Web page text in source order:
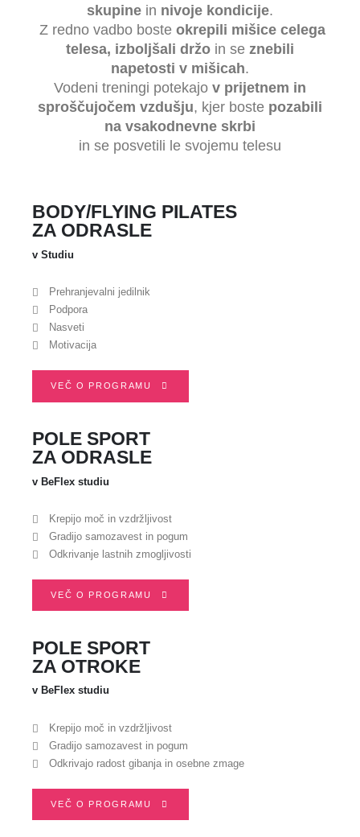
skupine in nivoje kondicije.
Z redno vadbo boste okrepili mišice celega
telesa, izboljšali držo in se znebili
napetosti v mišicah.
Vodeni treningi potekajo v prijetnem in
sproščujočem vzdušju, kjer boste pozabili
na vsakodnevne skrbi
in se posvetili le svojemu telesu
BODY/FLYING PILATES
ZA ODRASLE
v Studiu
Prehranjevalni jedilnik
Podpora
Nasveti
Motivacija
VEČ O PROGRAMU
POLE SPORT
ZA ODRASLE
v BeFlex studiu
Krepijo moč in vzdržljivost
Gradijo samozavest in pogum
Odkrivanje lastnih zmogljivosti
VEČ O PROGRAMU
POLE SPORT
ZA OTROKE
v BeFlex studiu
Krepijo moč in vzdržljivost
Gradijo samozavest in pogum
Odkrivajo radost gibanja in osebne zmage
VEČ O PROGRAMU